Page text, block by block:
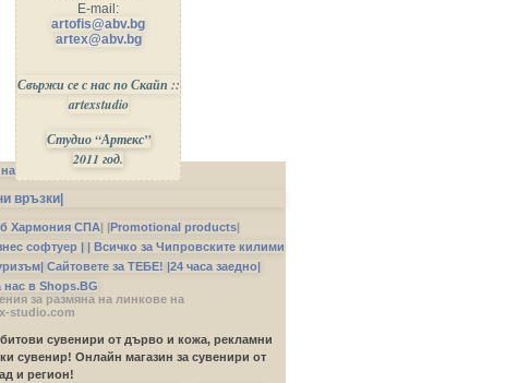
E-mail:
artofis@abv.bg
artex@abv.bg
Свържи се с нас по Скайп ::
artexstudio
Студио “Артекс”
2011 год.
Сайта
връзки|
Хармония СПА| |Promotional products|
софтуер | | Всичко за Чипровските килими
Сайтовете за ТЕБЕ! |24 часа заедно|
нас в Shops.BG
за размяна на линкове на
studio.com
сувенири от дърво и кожа, рекламни
сувенир! Онлайн магазин за сувенири от
и регион!